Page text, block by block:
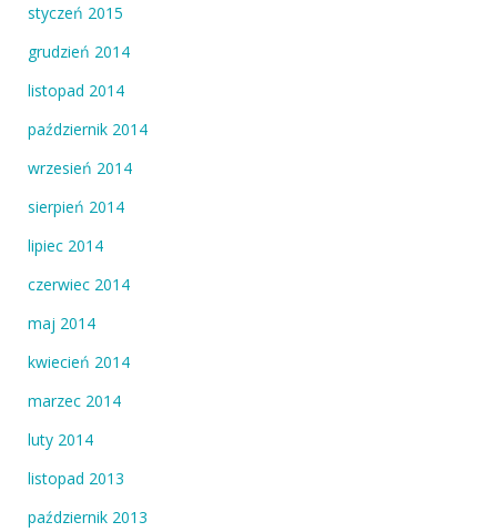
styczeń 2015
grudzień 2014
listopad 2014
październik 2014
wrzesień 2014
sierpień 2014
lipiec 2014
czerwiec 2014
maj 2014
kwiecień 2014
marzec 2014
luty 2014
listopad 2013
październik 2013